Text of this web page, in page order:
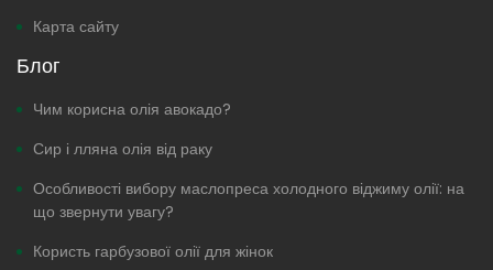
Карта сайту
Блог
Чим корисна олія авокадо?
Сир і лляна олія від раку
Особливості вибору маслопреса холодного віджиму олії: на
що звернути увагу?
Користь гарбузової олії для жінок